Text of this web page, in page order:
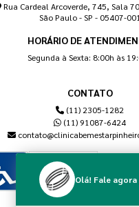
Rua Cardeal Arcoverde, 745, Sala
São Paulo - SP - 05407-
HORÁRIO DE
Segunda à Sexta: 8:00h às
CONTATO
(11) 2305-1282
(11) 91087-6424
Olá! Fale